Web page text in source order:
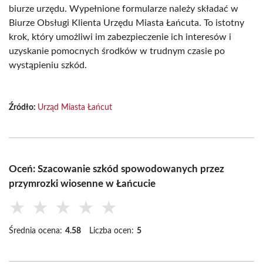
biurze urzędu. Wypełnione formularze należy składać w
Biurze Obsługi Klienta Urzędu Miasta Łańcuta. To istotny
krok, który umożliwi im zabezpieczenie ich interesów i
uzyskanie pomocnych środków w trudnym czasie po
wystąpieniu szkód.
Źródło: Urząd Miasta Łańcut
Oceń: Szacowanie szkód spowodowanych przez
przymrozki wiosenne w Łańcucie
★ ★ ★ ★ ★
Średnia ocena: 4.58 Liczba ocen: 5